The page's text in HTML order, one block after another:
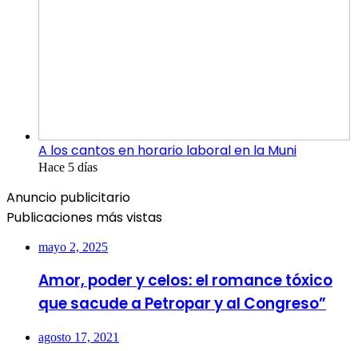
A los cantos en horario laboral en la Muni
Hace 5 días
Anuncio publicitario
Publicaciones más vistas
mayo 2, 2025
Amor, poder y celos: el romance tóxico
que sacude a Petropar y al Congreso”
agosto 17, 2021